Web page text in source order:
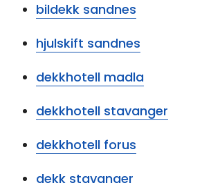
bildekk sandnes
hjulskift sandnes
dekkhotell madla
dekkhotell stavanger
dekkhotell forus
dekk stavanger